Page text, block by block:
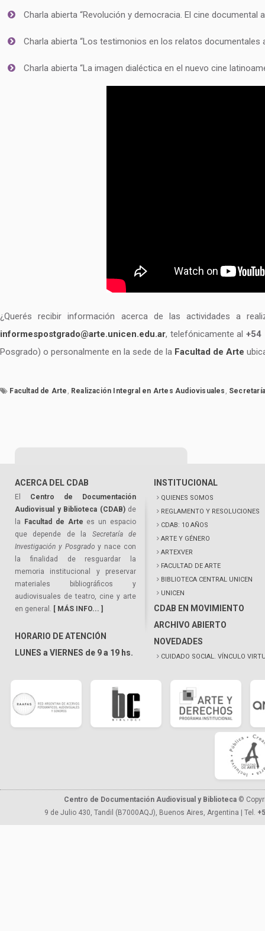
Charla abierta “Revolución y democracia. El cine documental
Charla abierta “Los testimonios en los relatos documentales
Charla abierta “La imagen dialéctica en el nuevo cine
¿Querés recibir información acerca de las actividades a
informespostgrado@arte.unicen.edu.ar, telefónicamente al +54
Posgrado) o personalmente en la sede de la Facultad de Arte
Facultad de Arte , Realización Integral en Artes Audiovisuales ,
ACERCA DEL CDAB
El Centro de Documentación
Audiovisual y Biblioteca (CDAB)de
la
Facultad de Arte es un espacio
que depende de la Secretaría de
Investigación y Posgrado y nace con
la finalidad de resguardar la
memoria institucional y preservar
materiales bibliográficos y
audiovisuales de teatro, cine y arte
en general. [ MÁS INFO... ]
HORARIO DE ATENCIÓN
LUNES a VIERNES de 9 a 19 hs.
INSTITUCIONAL
QUIENES SOMOS
REGLAMENTO Y RESOLUCIONES
CDAB: 10 AÑOS
ARTE Y GÉNERO
ARTEXVER
FACULTAD DE ARTE
BIBLIOTECA CENTRAL UNICEN
UNICEN
CDAB EN MOVIMIENTO
ARCHIVO ABIERTO
NOVEDADES
CUIDADO SOCIAL. VÍNCULO
Centro de Documentación Audiovisual y Biblioteca ©
9 de Julio 430, Tandil (B7000AQJ), Buenos Aires, Argentina | Tel.